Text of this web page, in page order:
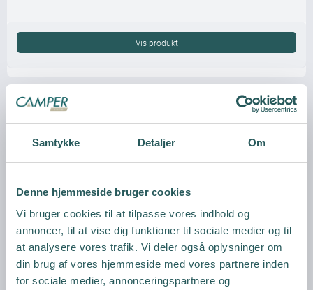
Samtykke Detaljer Om
Denne hjemmeside bruger cookies
Vi bruger cookies til at tilpasse vores indhold og
annoncer, til at vise dig funktioner til sociale medier og til
at analysere vores trafik. Vi deler også oplysninger om
din brug af vores hjemmeside med vores partnere inden
for sociale medier, annonceringspartnere og
Vis produkt